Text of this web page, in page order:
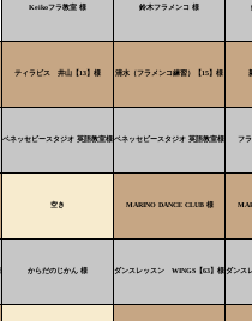
Keikoフラ教室 様 鈴木フラメンコ 様
ティラピス 井山【13】様 清水（フラメンコ練習）【15】様
ベネッセビースタジオ 英語教室様ベネッセビースタジオ 英語教室様 フ
空き MARINO DANCE CLUB 様
からだのじかん 様 ダンスレッスン WINGS【63】様ダンス